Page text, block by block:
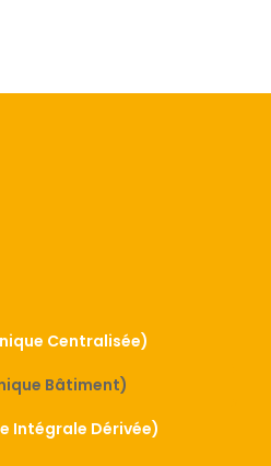
Centralisée)
Bâtiment)
Intégrale Dérivée)